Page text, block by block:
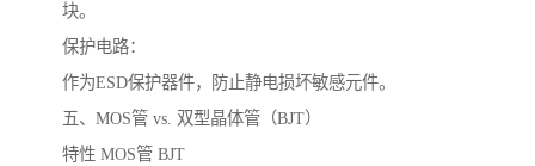
块。
保护电路：
作为ESD保护器件，防止静电损坏敏感元件。
五、MOS管 vs. 双型晶体管（BJT）
特性 MOS管 BJT